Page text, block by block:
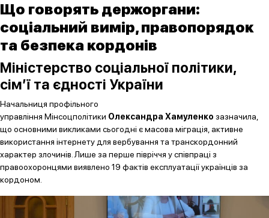
Що говорять держоргани:
соціальний вимір, правопорядок
та безпека кордонів
Міністерство соціальної політики,
сім’ї та єдності України
Начальниця профільного
управління Мінсоцполітики Олександра Хамуленко зазначила,
що основними викликами сьогодні є масова міграція, активне
використання інтернету для вербування та транскордонний
характер злочинів. Лише за перше півріччя у співпраці з
правоохоронцями виявлено 19 фактів експлуатації українців за
кордоном.